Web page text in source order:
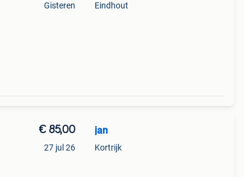
Gisteren Eindhout
€ 85,00
27 jul 26
jan
Kortrijk